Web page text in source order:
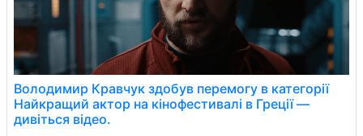
Володимир Кравчук здобув перемогу в категорії
Найкращий актор на кінофестивалі в Греції —
дивіться відео.